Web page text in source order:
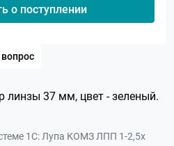
о поступлении
линзы 37 мм, цвет - зеленый.
1С: Лупа КОМЗ ЛПП 1-2,5х